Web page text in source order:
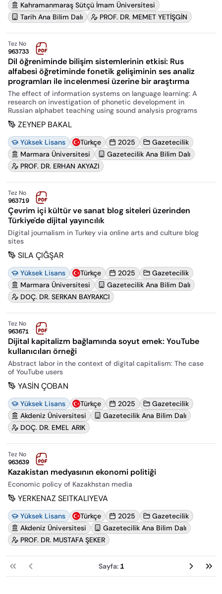
Kahramanmaraş Sütçü İmam Üniversitesi
Tarih Ana Bilim Dalı
PROF. DR. MEMET YETİŞGİN
Tez No
963733
Dil öğreniminde bilişim sistemlerinin etkisi: Rus
alfabesi öğretiminde fonetik gelişiminin ses analiz
programları ile incelenmesi üzerine bir araştırma
The effect of information systems on language learning: A
research on investigation of phonetic development in
Russian alphabet teaching using sound analysis programs
ZEYNEP BAKAL
Yüksek Lisans Türkçe 2025
Gazetecilik
Marmara Üniversitesi
Gazetecilik Ana Bilim Dalı
PROF. DR. ERHAN AKYAZI
Tez No
963719
Çevrim içi kültür ve sanat blog siteleri üzerinden
Türkiye'de dijital yayıncılık
Digital journalism in Turkey via online arts and culture blog
sites
SILA ÇIĞŞAR
Yüksek Lisans Türkçe 2025
Gazetecilik
Marmara Üniversitesi
Gazetecilik Ana Bilim Dalı
DOÇ. DR. SERKAN BAYRAKCI
Tez No
963671
Dijital kapitalizm bağlamında soyut emek: YouTube
kullanıcıları örneği
Abstract labor in the context of digital capitalism: The case
of YouTube users
YASİN ÇOBAN
Yüksek Lisans Türkçe 2025
Gazetecilik
Akdeniz Üniversitesi
Gazetecilik Ana Bilim Dalı
DOÇ. DR. EMEL ARIK
Tez No
963639
Kazakistan medyasının ekonomi politiği
Economic policy of Kazakhstan media
YERKENAZ SEITKALIYEVA
Yüksek Lisans Türkçe 2025
Gazetecilik
Akdeniz Üniversitesi
Gazetecilik Ana Bilim Dalı
PROF. DR. MUSTAFA ŞEKER
İlk Önceki Sayfa: 1 Sonraki